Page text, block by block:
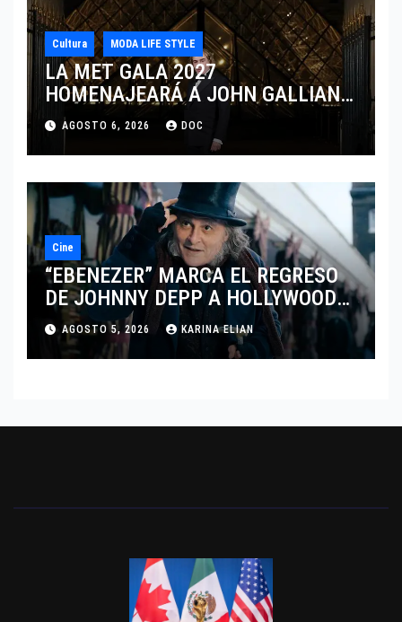
Cultura MODA LIFE STYLE
LA MET GALA 2027
HOMENAJEARÁ A JOHN GALLIANO
MARCANDO EL REGRESO DEL REY
DEL DRAMATISMO
AGOSTO 6, 2026 DOC
Cine
“EBENEZER” MARCA EL REGRESO
DE JOHNNY DEPP A HOLLYWOOD
TRAS SU PASO POR EL CINE
INDEPENDIENTE EUROPEO
AGOSTO 5, 2026 KARINA ELIAN